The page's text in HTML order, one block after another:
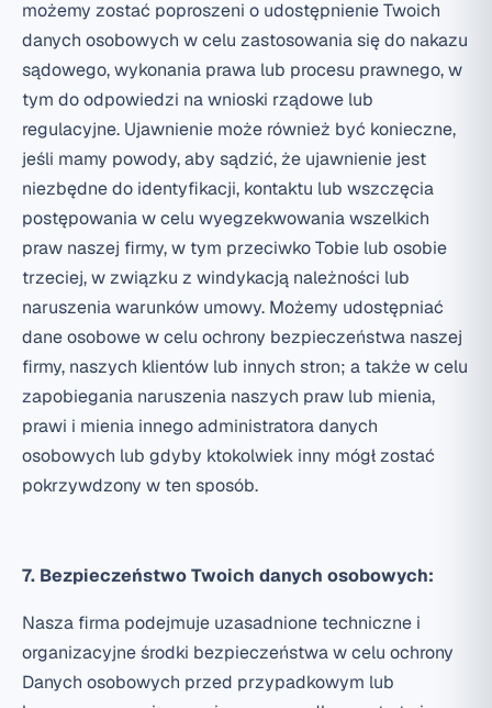
możemy zostać poproszeni o udostępnienie Twoich
danych osobowych w celu zastosowania się do nakazu
sądowego, wykonania prawa lub procesu prawnego, w
tym do odpowiedzi na wnioski rządowe lub
regulacyjne. Ujawnienie może również być konieczne,
jeśli mamy powody, aby sądzić, że ujawnienie jest
niezbędne do identyfikacji, kontaktu lub wszczęcia
postępowania w celu wyegzekwowania wszelkich
praw naszej firmy, w tym przeciwko Tobie lub osobie
trzeciej, w związku z windykacją należności lub
naruszenia warunków umowy. Możemy udostępniać
dane osobowe w celu ochrony bezpieczeństwa naszej
firmy, naszych klientów lub innych stron; a także w celu
zapobiegania naruszenia naszych praw lub mienia,
prawi i mienia innego administratora danych
osobowych lub gdyby ktokolwiek inny mógł zostać
pokrzywdzony w ten sposób.
7. Bezpieczeństwo Twoich danych osobowych:
Nasza firma podejmuje uzasadnione techniczne i
organizacyjne środki bezpieczeństwa w celu ochrony
Danych osobowych przed przypadkowym lub